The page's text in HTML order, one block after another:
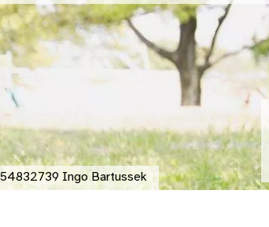
Ingo Bartussek